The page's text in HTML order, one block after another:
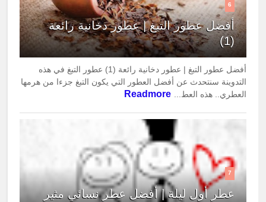
6
أفضل عطور التبغ | عطور دخانية رائعة
(1)
أفضل عطور التبغ | عطور دخانية رائعة (1) عطور التبغ في هذه
التدوينة سنتحدث عن أفضل العطور التي يكون التبغ جزءا من هرمها
العطري.. هذه العط... Readmore
7
عطر أول ليلة | أفضل عطر نسائي مثير